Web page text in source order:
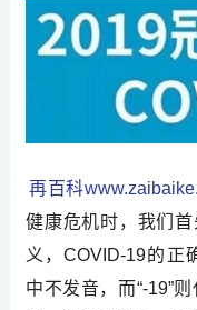
再百科
健康危机时，我们
义，COVID-19的正
中不发音，而“-19”